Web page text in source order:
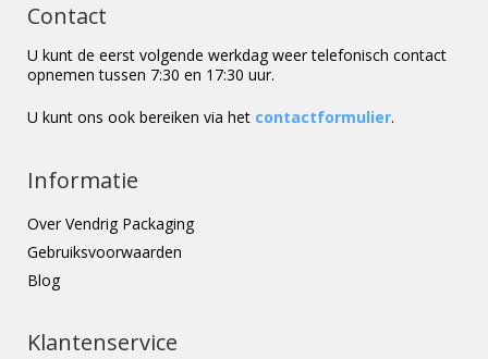
Contact
U kunt de eerst volgende werkdag weer telefonisch contact
opnemen tussen 7:30 en 17:30 uur.
U kunt ons ook bereiken via het contactformulier.
Informatie
Over Vendrig Packaging
Gebruiksvoorwaarden
Blog
Klantenservice